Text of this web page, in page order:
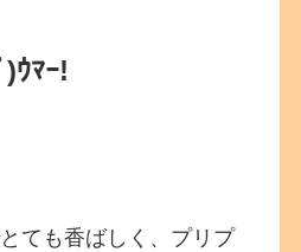
ｳﾏｰ!
ても香ばしく、プリプ